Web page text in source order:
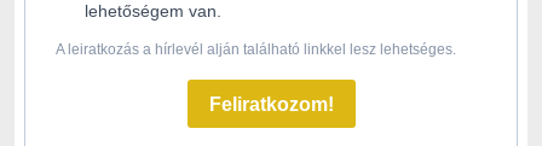
lehetőségem van.
A leiratkozás a hírlevél alján található linkkel lesz lehetséges.
Feliratkozom!